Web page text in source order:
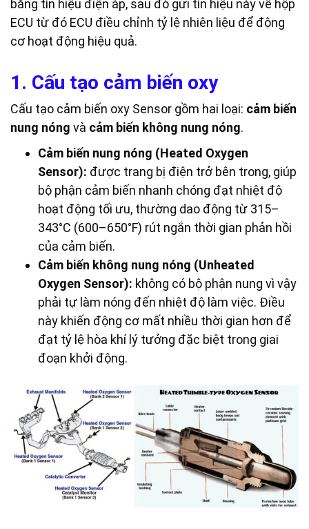
bằng tín hiệu điện áp, sau đó gửi tín hiệu này về hộp
ECU từ đó ECU điều chỉnh tỷ lệ nhiên liệu để động
cơ hoạt động hiệu quả.
1. Cấu tạo cảm biến oxy
Cấu tạo cảm biến oxy Sensor gồm hai loại: cảm biến
nung nóng và cảm biến không nung nóng.
Cảm biến nung nóng (Heated Oxygen
Sensor): được trang bị điện trở bên trong, giúp
bộ phận cảm biến nhanh chóng đạt nhiệt độ
hoạt động tối ưu, thường dao động từ 315–
343°C (600–650°F) rút ngắn thời gian phản hồi
của cảm biến.
Cảm biến không nung nóng (Unheated
Oxygen Sensor): không có bộ phận nung vì vậy
phải tự làm nóng đến nhiệt độ làm việc. Điều
này khiến động cơ mất nhiều thời gian hơn để
đạt tỷ lệ hòa khí lý tưởng đặc biệt trong giai
đoạn khởi động.